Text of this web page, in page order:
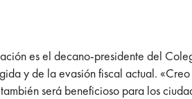
es el decano-presidente del
y de la evasión fiscal actual.
será beneficioso para los